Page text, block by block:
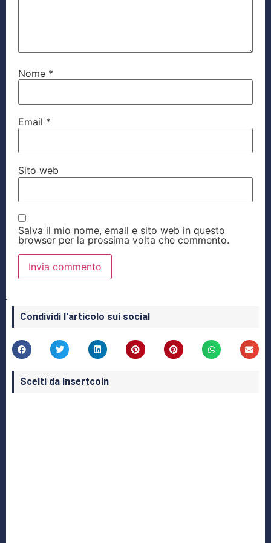
Nome *
Email *
Sito web
Salva il mio nome, email e sito web in questo
browser per la prossima volta che commento.
Condividi l'articolo sui social
Scelti da Insertcoin